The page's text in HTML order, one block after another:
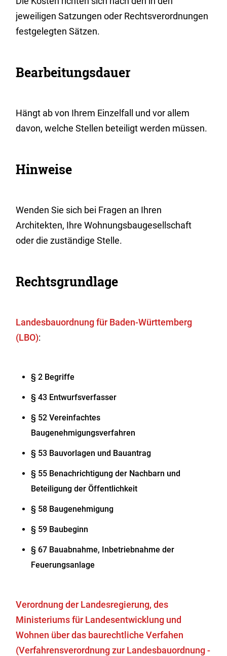
jeweiligen Satzungen oder Rechtsverordnungen
festgelegten Sätzen.
Bearbeitungsdauer
Hängt ab von Ihrem Einzelfall und vor allem
davon, welche Stellen beteiligt werden müssen.
Hinweise
Wenden Sie sich bei Fragen an Ihren
Architekten, Ihre Wohnungsbaugesellschaft
oder die zuständige Stelle.
Rechtsgrundlage
Landesbauordnung für Baden-Württemberg
(LBO):
§ 2 Begriffe
§ 43 Entwurfsverfasser
§ 52 Vereinfachtes
Baugenehmigungsverfahren
§ 53 Bauvorlagen und Bauantrag
§ 55 Benachrichtigung der Nachbarn und
Beteiligung der Öffentlichkeit
§ 58 Baugenehmigung
§ 59 Baubeginn
§ 67 Bauabnahme, Inbetriebnahme der
Feuerungsanlage
Verordnung der Landesregierung, des
Ministeriums für Landesentwicklung und
Wohnen über das baurechtliche Verfahen
(Verfahrensverordnung zur Landesbauordnung -